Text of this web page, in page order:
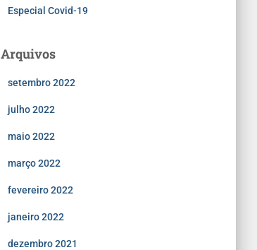
Especial Covid-19
Arquivos
setembro 2022
julho 2022
maio 2022
março 2022
fevereiro 2022
janeiro 2022
dezembro 2021